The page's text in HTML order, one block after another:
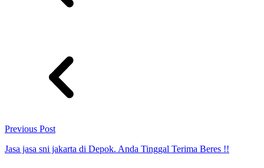
Previous Post
Jasa jasa sni jakarta di Depok. Anda Tinggal Terima Beres !!